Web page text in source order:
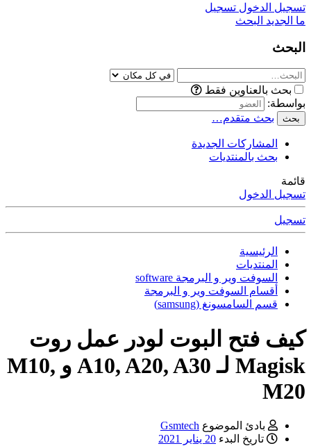
تسجيل الدخول تسجيل
ما الجديد البحث
البحث
بحث بالعناوين فقط
بواسطة:
بحث بحث متقدم…
المشاركات الجديدة
بحث بالمنتديات
قائمة
تسجيل الدخول
تسجيل
الرئيسية
المنتديات
السوفت وير و البرمجة software
أقسام السوفت وير و البرمجة
قسم السامسونغ (samsung)
كيف فتح البوت لودر عمل روت
Magisk لـ A10, A20, A30 و M10,
M20
بادئ الموضوع Gsmtech
تاريخ البدء 20 يناير 2021